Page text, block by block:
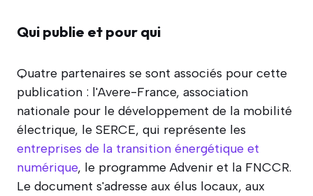
Qui publie et pour qui
Quatre partenaires se sont associés pour cette
publication : l'Avere-France, association
nationale pour le développement de la mobilité
électrique, le SERCE, qui représente les
entreprises de la transition énergétique et
numérique, le programme Advenir et la FNCCR.
Le document s'adresse aux élus locaux, aux